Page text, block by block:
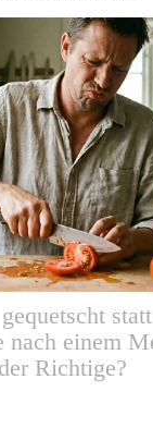
einem
Richtige?